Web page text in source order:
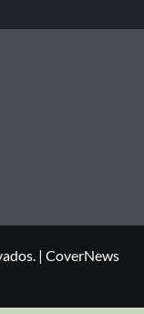
| CoverNews